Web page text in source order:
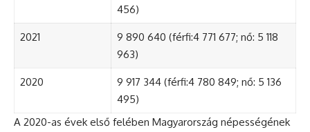
456)
2021
9 890 640 (férfi:4 771 677; nő: 5 118
963)
2020
9 917 344 (férfi:4 780 849; nő: 5 136
495)
A 2020-as évek első felében Magyarország népességének